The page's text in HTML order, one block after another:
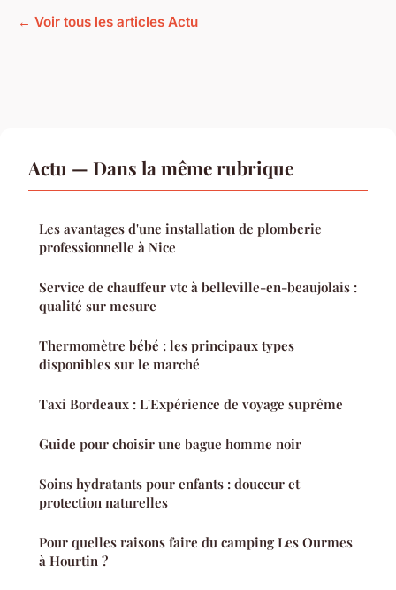
← Voir tous les articles Actu
Actu — Dans la même rubrique
Les avantages d'une installation de plomberie
professionnelle à Nice
Service de chauffeur vtc à belleville-en-beaujolais :
qualité sur mesure
Thermomètre bébé : les principaux types
disponibles sur le marché
Taxi Bordeaux : L'Expérience de voyage suprême
Guide pour choisir une bague homme noir
Soins hydratants pour enfants : douceur et
protection naturelles
Pour quelles raisons faire du camping Les Ourmes
à Hourtin ?